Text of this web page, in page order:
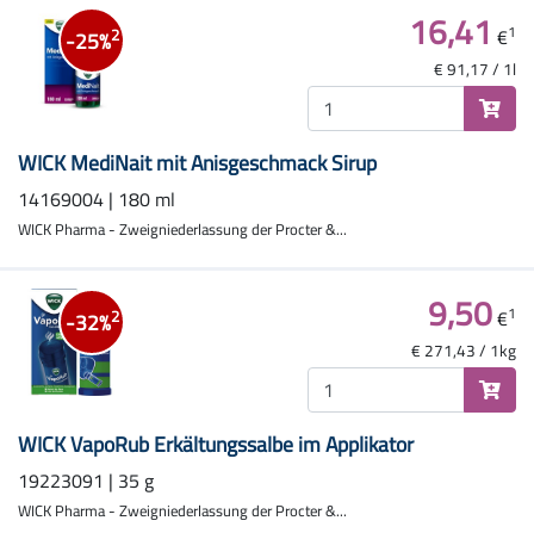
-25%2
WICK MediNait mit Anisgeschmack Sirup
14169004 | 180 ml
WICK Pharma - Zweigniederlassung der Procter &...
16,41 €1
€ 91,17 / 1l
-32%2
WICK VapoRub Erkältungssalbe im Applikator
19223091 | 35 g
WICK Pharma - Zweigniederlassung der Procter &...
9,50€1
€ 271,43 / 1kg